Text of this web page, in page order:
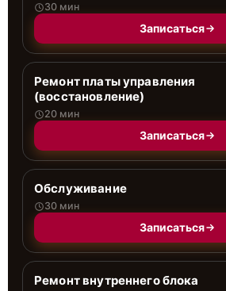
30 мин
Записаться
Ремонт платы управления
(восстановление)
20 мин
Записаться
Обслуживание
30 мин
Записаться
Ремонт внутреннего блока